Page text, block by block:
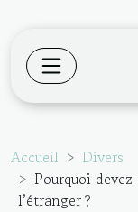
Accueil
Divers
Pourquoi
l’étranger ?